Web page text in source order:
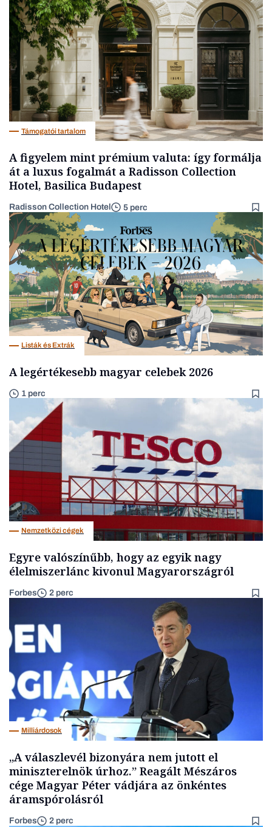
Lista
Támogatói tartalom
A figyelem mint prémium valuta: így formálja
át a luxus fogalmát a Radisson Collection
Hotel, Basilica Budapest
Radisson Collection Hotel 5 perc
Listák és Extrák
A legértékesebb magyar celebek 2026
1 perc
Nemzetközi cégek
Egyre valószínűbb, hogy az egyik nagy
élelmiszerlánc kivonul Magyarországról
Forbes 2 perc
Milliárdosok
„A válaszlevél bizonyára nem jutott el
miniszterelnök úrhoz.” Reagált Mészáros
cége Magyar Péter vádjára az önkéntes
áramspórolásról
Forbes 2 perc